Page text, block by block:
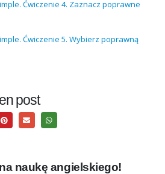
Ćwiczenie 4. Zaznacz poprawne
Ćwiczenie 5. Wybierz poprawną
post
naukę angielskiego!